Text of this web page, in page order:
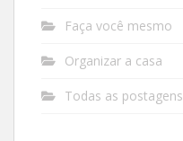
Faça você mesmo
Organizar a casa
Todas as postagens